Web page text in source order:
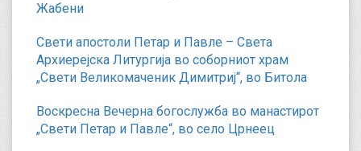
Жабени
Свети апостоли Петар и Павле – Света
Архиерејска Литургија во соборниот храм
„Свети Великомаченик Димитриј“, во Битола
Воскресна Вечерна богослужба во манастирот
„Свети Петар и Павле“, во село Црнеец